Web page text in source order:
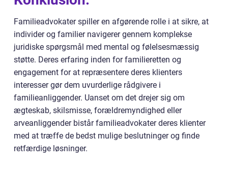
Familieadvokater spiller en afgørende rolle i at sikre, at
individer og familier navigerer gennem komplekse
juridiske spørgsmål med mental og følelsesmæssig
støtte. Deres erfaring inden for familieretten og
engagement for at repræsentere deres klienters
interesser gør dem uvurderlige rådgivere i
familieanliggender. Uanset om det drejer sig om
ægteskab, skilsmisse, forældremyndighed eller
arveanliggender bistår familieadvokater deres klienter
med at træffe de bedst mulige beslutninger og finde
retfærdige løsninger.